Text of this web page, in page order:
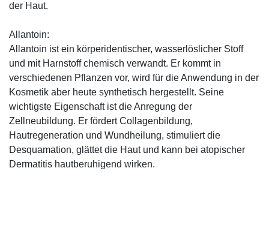
der Haut.
Allantoin:
Allantoin ist ein körperidentischer, wasserlöslicher Stoff
und mit Harnstoff chemisch verwandt. Er kommt in
verschiedenen Pflanzen vor, wird für die Anwendung in der
Kosmetik aber heute synthetisch hergestellt. Seine
wichtigste Eigenschaft ist die Anregung der
Zellneubildung. Er fördert Collagenbildung,
Hautregeneration und Wundheilung, stimuliert die
Desquamation, glättet die Haut und kann bei atopischer
Dermatitis hautberuhigend wirken.